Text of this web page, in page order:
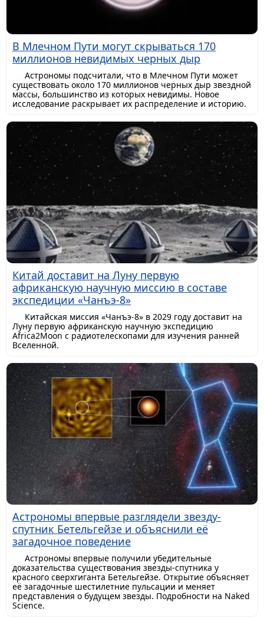
В Млечном Пути могут скрываться 170
миллионов невидимых черных дыр
Астрономы подсчитали, что в Млечном Пути может
существовать около 170 миллионов черных дыр звездной
массы, большинство из которых невидимы. Новое
исследование раскрывает их распределение и историю.
Китай доставит на Луну первую
африканскую научную миссию в составе
экспедиции «Чанъэ-8»
Китайская миссия «Чанъэ-8» в 2029 году доставит на
Луну первую африканскую научную экспедицию
Africa2Moon с радиотелескопами для изучения ранней
Вселенной.
Астрономы впервые разглядели звезду-
спутник Бетельгейзе и объяснили её
загадочное поведение
Астрономы впервые получили убедительные
доказательства существования звезды-спутника у
красного сверхгиганта Бетельгейзе. Открытие объясняет
её загадочные шестилетние пульсации и меняет
представления о будущем звезды. Подробности на Naked
Science.